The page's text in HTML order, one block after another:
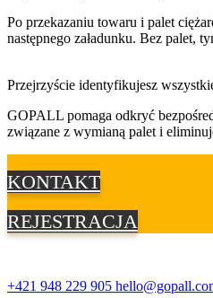
Po przekazaniu towaru i palet
następnego załadunku. Bez palet,
Przejrzyście identyfikujesz
GOPALL pomaga odkryć
związane z wymianą palet i
KONTAKT
REJESTRACJA
+421 948 229 905